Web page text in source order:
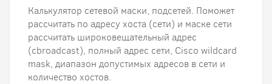
Калькулятор сетевой маски, подсетей. Поможет
рассчитать по адресу хоста (сети) и маске сети
рассчитать широковещательный адрес
(сbroadcast), полный адрес сети, Cisco wildcard
mask, диапазон допустимых адресов в сети и
количество хостов.